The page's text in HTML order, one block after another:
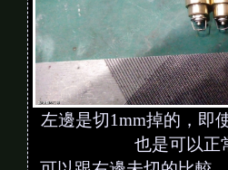
左邊是切1mm掉的，即
也是可以正